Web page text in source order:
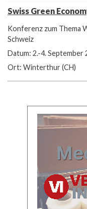
Swiss Green
Konferenz zum Thema
Schweiz
Datum: 2.-4. September
Ort: Winterthur (CH)